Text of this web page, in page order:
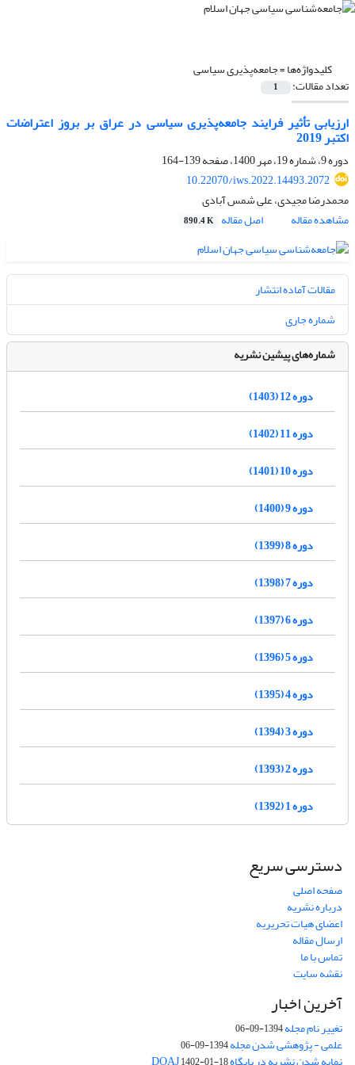
کلیدواژه‌ها =جامعه‌پذیری سیاسی
تعداد مقالات: 1
ارزیابی تأثیر فرایند جامعه‌پذیری سیاسی در عراق بر بروز اعتراضات
اکتبر 2019
دوره 9، شماره 19، مهر 1400، صفحه
139-164
10.22070/iws.2022.14493.2072
محمدرضا مجیدی، علی شمس آبادی
مشاهده مقاله
اصل مقاله 890.4 K
مقالات آماده انتشار
شماره جاری
شماره‌های پیشین نشریه
دوره 12 (1403)
دوره 11 (1402)
دوره 10 (1401)
دوره 9 (1400)
دوره 8 (1399)
دوره 7 (1398)
دوره 6 (1397)
دوره 5 (1396)
دوره 4 (1395)
دوره 3 (1394)
دوره 2 (1393)
دوره 1 (1392)
دسترسی سریع
صفحه اصلی
درباره نشریه
اعضای هیات تحریریه
ارسال مقاله
تماس با ما
نقشه سایت
آخرین اخبار
تغییر نام مجله1394-09-06
علمی - پژوهشی شدن مجله1394-09-06